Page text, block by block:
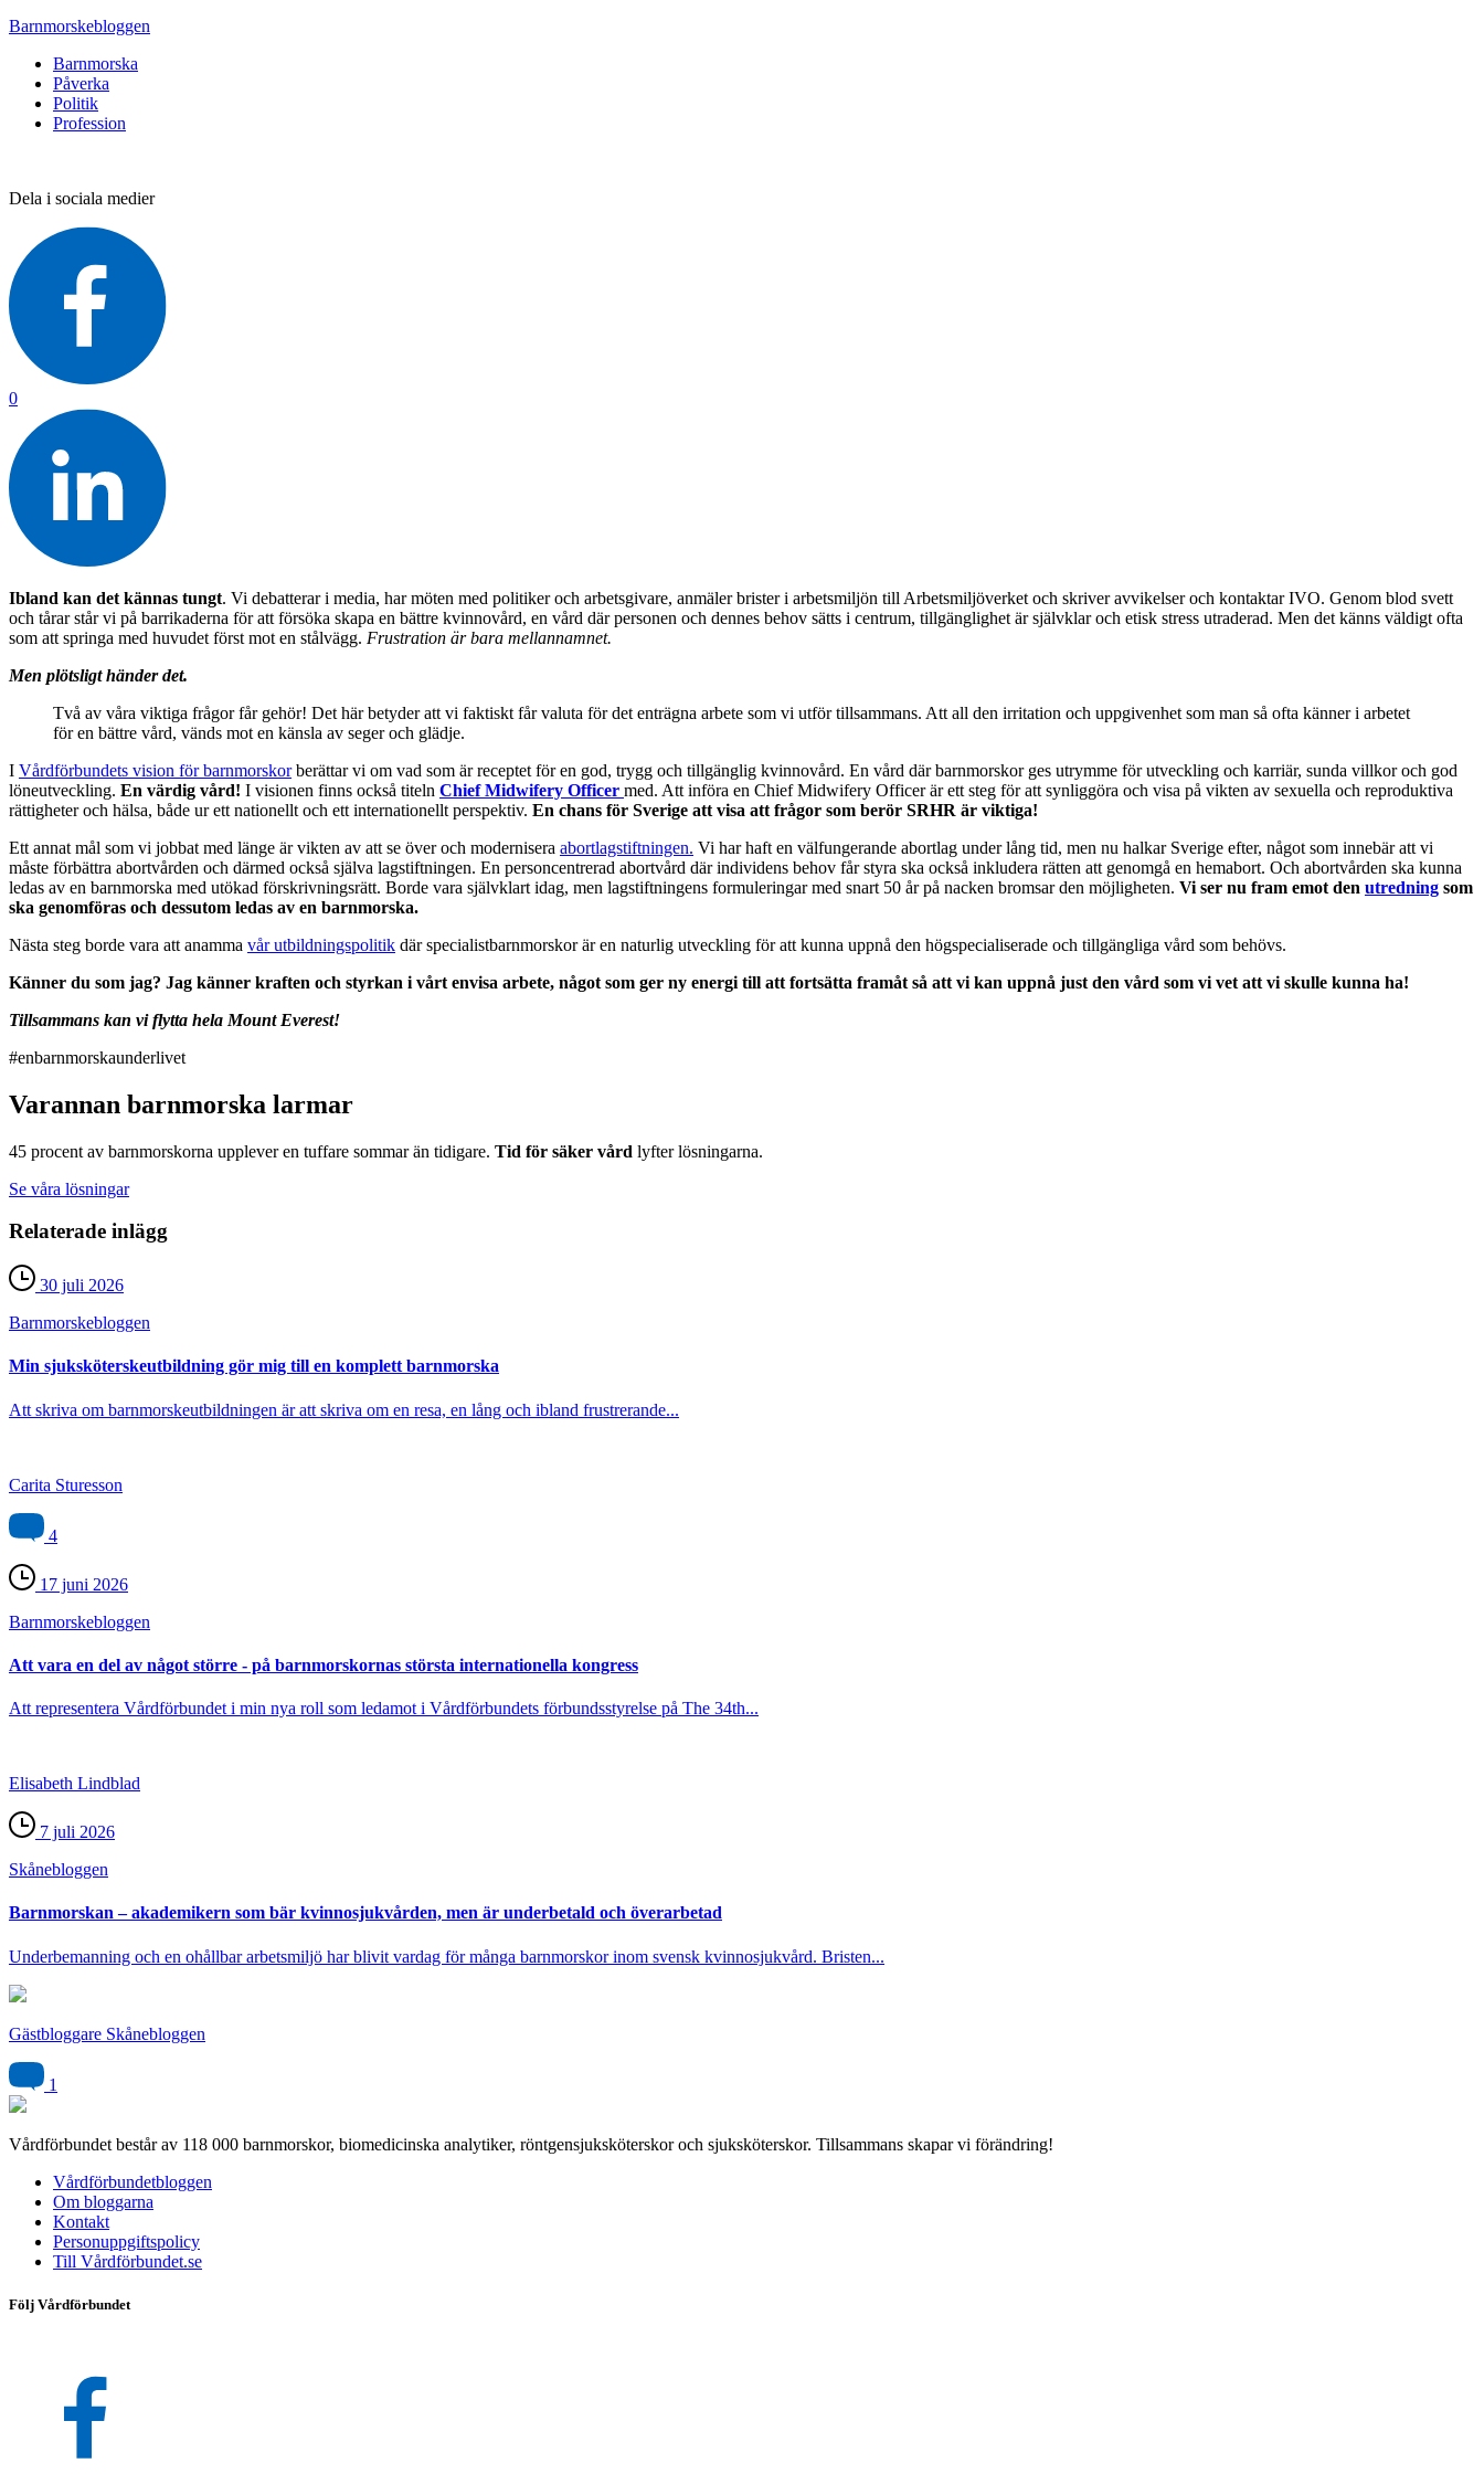
Barnmorskebloggen
Barnmorska
Påverka
Politik
Profession
Dela i sociala medier
0
Ibland kan det kännas tungt. Vi debatterar i media, har möten med politiker och arbetsgivare, anmäler brister i arbetsmiljön till Arbetsmiljöverket och skriver avvikelser och kontaktar IVO. Genom blod svett
och tårar står vi på barrikaderna för att försöka skapa en bättre kvinnovård, en vård där personen och dennes behov sätts i centrum, tillgänglighet är självklar och etisk stress utraderad. Men det känns väldigt ofta
som att springa med huvudet först mot en stålvägg. Frustration är bara mellannamnet.
Men plötsligt händer det.
Två av våra viktiga frågor får gehör! Det här betyder att vi faktiskt får valuta för det enträgna arbete som vi utför tillsammans. Att all den irritation och uppgivenhet som man så ofta känner i arbetet
för en bättre vård, vänds mot en känsla av seger och glädje.
I Vårdförbundets vision för barnmorskorberättar vi om vad som är receptet för en god, trygg och tillgänglig kvinnovård. En vård där barnmorskor ges utrymme för utveckling och karriär, sunda villkor och god
löneutveckling. En värdig vård! I visionen finns också titeln Chief Midwifery Officer med. Att införa en Chief Midwifery Officer är ett steg för att synliggöra och visa på vikten av sexuella och reproduktiva
rättigheter och hälsa, både ur ett nationellt och ett internationellt perspektiv. En chans för Sverige att visa att frågor som berör SRHR är viktiga!
Ett annat mål som vi jobbat med länge är vikten av att se över och modernisera abortlagstiftningen. Vi har haft en välfungerande abortlag under lång tid, men nu halkar Sverige efter, något som innebär att vi
måste förbättra abortvården och därmed också själva lagstiftningen. En personcentrerad abortvård där individens behov får styra ska också inkludera rätten att genomgå en hemabort. Och abortvården ska kunna
ledas av en barnmorska med utökad förskrivningsrätt. Borde vara självklart idag, men lagstiftningens formuleringar med snart 50 år på nacken bromsar den möjligheten. Vi ser nu fram emot den utredning som
ska genomföras och dessutom ledas av en barnmorska.
Nästa steg borde vara att anamma vår utbildningspolitik där specialistbarnmorskor är en naturlig utveckling för att kunna uppnå den högspecialiserade och tillgängliga vård som behövs.
Känner du som jag? Jag känner kraften och styrkan i vårt envisa arbete, något som ger ny energi till att fortsätta framåt så att vi kan uppnå just den vård som vi vet att vi skulle kunna ha!
Tillsammans kan vi flytta hela Mount Everest!
#enbarnmorskaunderlivet
Varannan barnmorska larmar
45 procent av barnmorskorna upplever en tuffare sommar än tidigare. Tid för säker vård lyfter lösningarna.
Se våra lösningar
Relaterade inlägg
30 juli 2026
Barnmorske­bloggen
Min sjuksköterskeutbildning gör mig till en komplett barnmorska
Att skriva om barnmorskeutbildningen är att skriva om en resa, en lång och ibland frustrerande...
Carita Sturesson
4
17 juni 2026
Barnmorske­bloggen
Att vara en del av något större - på barnmorskornas största internationella kongress
Att representera Vårdförbundet i min nya roll som ledamot i Vårdförbundets förbundsstyrelse på The 34th...
Elisabeth Lindblad
7 juli 2026
Skåne­bloggen
Barnmorskan – akademikern som bär kvinnosjukvården, men är underbetald och överarbetad
Underbemanning och en ohållbar arbetsmiljö har blivit vardag för många barnmorskor inom svensk kvinnosjukvård. Bristen...
Gästbloggare Skånebloggen
1
Vårdförbundet består av 118 000 barnmorskor, biomedicinska analytiker, röntgensjuksköterskor och sjuksköterskor. Tillsammans skapar vi förändring!
Vårdförbundetbloggen
Om bloggarna
Kontakt
Personuppgiftspolicy
Till Vårdförbundet.se
Följ Vårdförbundet